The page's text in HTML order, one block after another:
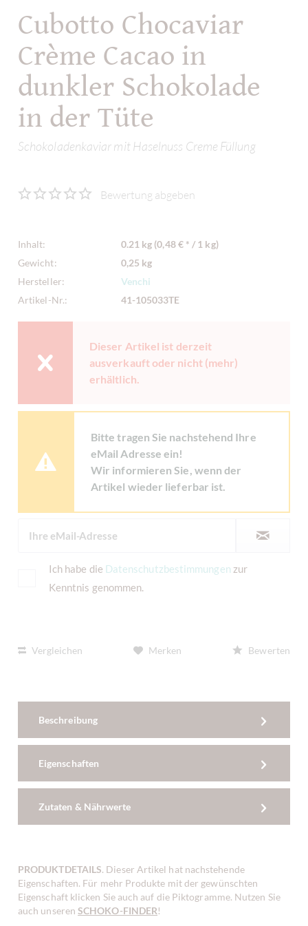
Cubotto Chocaviar
Crème Cacao in
dunkler Schokolade
in der Tüte
Schokoladenkaviar mit Haselnuss Creme Füllung
Bewertung abgeben
Inhalt:
0.21 kg (0,48 € * / 1 kg)
Gewicht:
0,25 kg
Hersteller:
Venchi
Artikel-Nr.:
41-105033TE
Dieser Artikel ist derzeit
ausverkauft oder nicht (mehr)
erhältlich.
Bitte tragen Sie nachstehend Ihre
eMail Adresse ein!
Wir informieren Sie, wenn der
Artikel wieder lieferbar ist.
Ich habe die Datenschutzbestimmungen zur
Kenntnis genommen.
Vergleichen Merken Bewerten
Beschreibung
Eigenschaften
Zutaten & Nährwerte
PRODUKTDETAILS. Dieser Artikel hat nachstehende
Eigenschaften. Für mehr Produkte mit der gewünschten
Eigenschaft klicken Sie auch auf die Piktogramme. Nutzen Sie
auch unserenSCHOKO-FINDER!